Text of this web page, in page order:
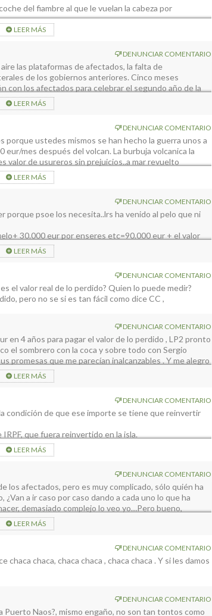
del fiambre al que le vuelan la cabeza por
hay que trasladarlo y entregarlo.
entiende de solidaridad y esas fantasías de
LEER MÁS
DENUNCIAR COMENTARIO
las plataformas de afectados, la falta de
de los gobiernos anteriores. Cinco meses
con los afectados para celebrar el segundo año de la
de hacer política???
LEER MÁS
DENUNCIAR COMENTARIO
porque ustedes mismos se han hecho la guerra unos a
eur/mes después del volcan. La burbuja volcanica la
valor de usureros sin prejuicios..a mar revuelto
LEER MÁS
DENUNCIAR COMENTARIO
porque psoe los necesita..lrs ha venido al pelo que ni
30.000 eur por enseres etc=90.000 eur + el valor
pongamos 150.000 eur de media a la baja=
A los legales , a lo ilegales o alegales o como es la
Esto no quita lo sentimental pero estamos
LEER MÁS
DENUNCIAR COMENTARIO
el valor real de lo perdido? Quien lo puede medir?
pero no se si es tan fácil como dice CC ,
DENUNCIAR COMENTARIO
en 4 años para pagar el valor de lo perdido , LP2 pronto
el sombrero con la coca y sobre todo con Sergio
promesas que me parecían inalcanzables . Y me alegro
toda esa gente . Repito CHAPO al cesar lo que es
LEER MÁS
DENUNCIAR COMENTARIO
condición de que ese importe se tiene que reinvertir
IRPF, que fuera reinvertido en la isla.
LEER MÁS
DENUNCIAR COMENTARIO
los afectados, pero es muy complicado, sólo quién ha
a ir caso por caso dando a cada uno lo que ha
demasiado complejo lo veo yo…Pero bueno,
no, manifestaciones y a la calle para que lo hagan…
LEER MÁS
DENUNCIAR COMENTARIO
chaca, chaca chaca , chaca chaca . Y si les damos
DENUNCIAR COMENTARIO
Puerto Naos?, mismo engaño, no son tan tontos como